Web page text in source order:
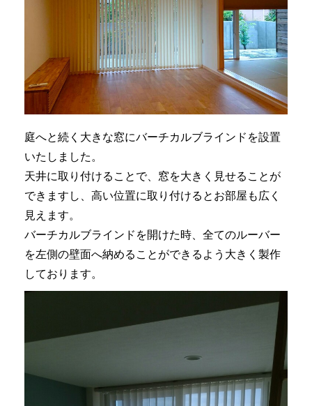
庭へと続く大きな窓にバーチカルブラインドを設置
いたしました。
天井に取り付けることで、窓を大きく見せることが
できますし、高い位置に取り付けるとお部屋も広く
見えます。
バーチカルブラインドを開けた時、全てのルーバー
を左側の壁面へ納めることができるよう大きく製作
しております。